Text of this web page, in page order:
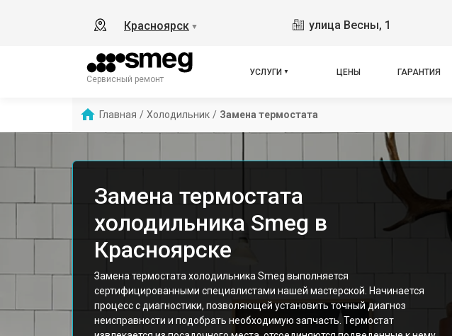
Красноярск ▼ улица Весны, 1
Сервисный ремонт
УСЛУГИ ЦЕНЫ ГАРАНТИЯ
Главная / Холодильник / Замена термостата
Замена термостата
холодильника Smeg в
Красноярске
Замена термостата холодильника Smeg выполняется
сертифицированными специалистами нашей мастерской. Начинается
процесс с диагностики, позволяющей установить точный диагноз
неисправности и подобрать необходимую запчасть. Термостат